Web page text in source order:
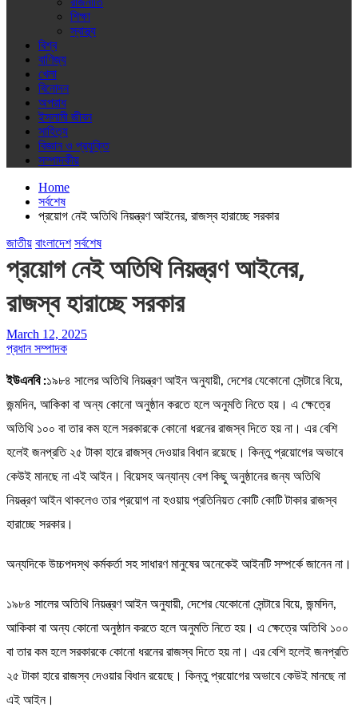
শিক্ষা
স্বাস্থ্য
বিশ্ব
বাণিজ্য
খেলা
বিনোদন
অপরাধ
ইসলামী জীবন
সাহিত্য
বিজ্ঞান ও প্রযুক্তি
সম্পাদকীয়
Home
সর্বশেষ
প্রয়োগ নেই অতিথি নিয়ন্ত্রণ আইনের, রাজস্ব হারাচ্ছে সরকার
জাতীয় বাংলাদেশ সর্বশেষ
প্রয়োগ নেই অতিথি নিয়ন্ত্রণ আইনের,
রাজস্ব হারাচ্ছে সরকার
March 12, 2025
প্রধান সম্পাদক
ইউএনবি :১৯৮৪ সালের অতিথি নিয়ন্ত্রণ আইন অনুযায়ী, দেশের যেকোনো সেন্টারে বিয়ে,
জন্মদিন, আকিকা বা অন্য কোনো অনুষ্ঠান করতে হলে অনুমতি নিতে হয়। এ ক্ষেত্রে
অতিথি ১০০ বা তার কম হলে সরকারকে কোনো ধরনের রাজস্ব দিতে হয় না। এর বেশি
হলেই জনপ্রতি ২৫ টাকা হারে রাজস্ব দেওয়ার বিধান রয়েছে। কিন্তু প্রয়োগের অভাবে
কেউই মানছে না এই আইন। বিয়েসহ অন্যান্য বেশ কিছু অনুষ্ঠানের জন্য অতিথি
নিয়ন্ত্রণ আইন থাকলেও তার প্রয়োগ না হওয়ায় প্রতিনিয়ত কোটি কোটি টাকার রাজস্ব
হারাচ্ছে সরকার।
অন্যদিকে উচ্চপদস্থ কর্মকর্তা সহ সাধারণ মানুষের অনেকেই আইনটি সম্পর্কে জানেন না।
১৯৮৪ সালের অতিথি নিয়ন্ত্রণ আইন অনুযায়ী, দেশের যেকোনো সেন্টারে বিয়ে, জন্মদিন,
আকিকা বা অন্য কোনো অনুষ্ঠান করতে হলে অনুমতি নিতে হয়। এ ক্ষেত্রে অতিথি ১০০
বা তার কম হলে সরকারকে কোনো ধরনের রাজস্ব দিতে হয় না। এর বেশি হলেই জনপ্রতি
২৫ টাকা হারে রাজস্ব দেওয়ার বিধান রয়েছে। কিন্তু প্রয়োগের অভাবে কেউই মানছে না
এই আইন।